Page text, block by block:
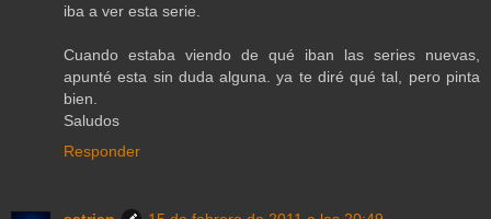
iba a ver esta serie.
Cuando estaba viendo de qué iban las series nuevas,
apunté esta sin duda alguna. ya te diré qué tal, pero pinta
bien.
Saludos
Responder